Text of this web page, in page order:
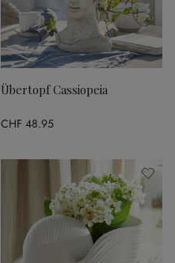
Übertopf Cassiopeia
CHF 48.95